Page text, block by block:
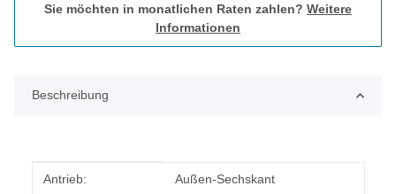
Sie möchten in monatlichen Raten zahlen? Weitere
Informationen
Beschreibung
Produkteigenschaft
Wert
Antrieb: Außen-Sechskant